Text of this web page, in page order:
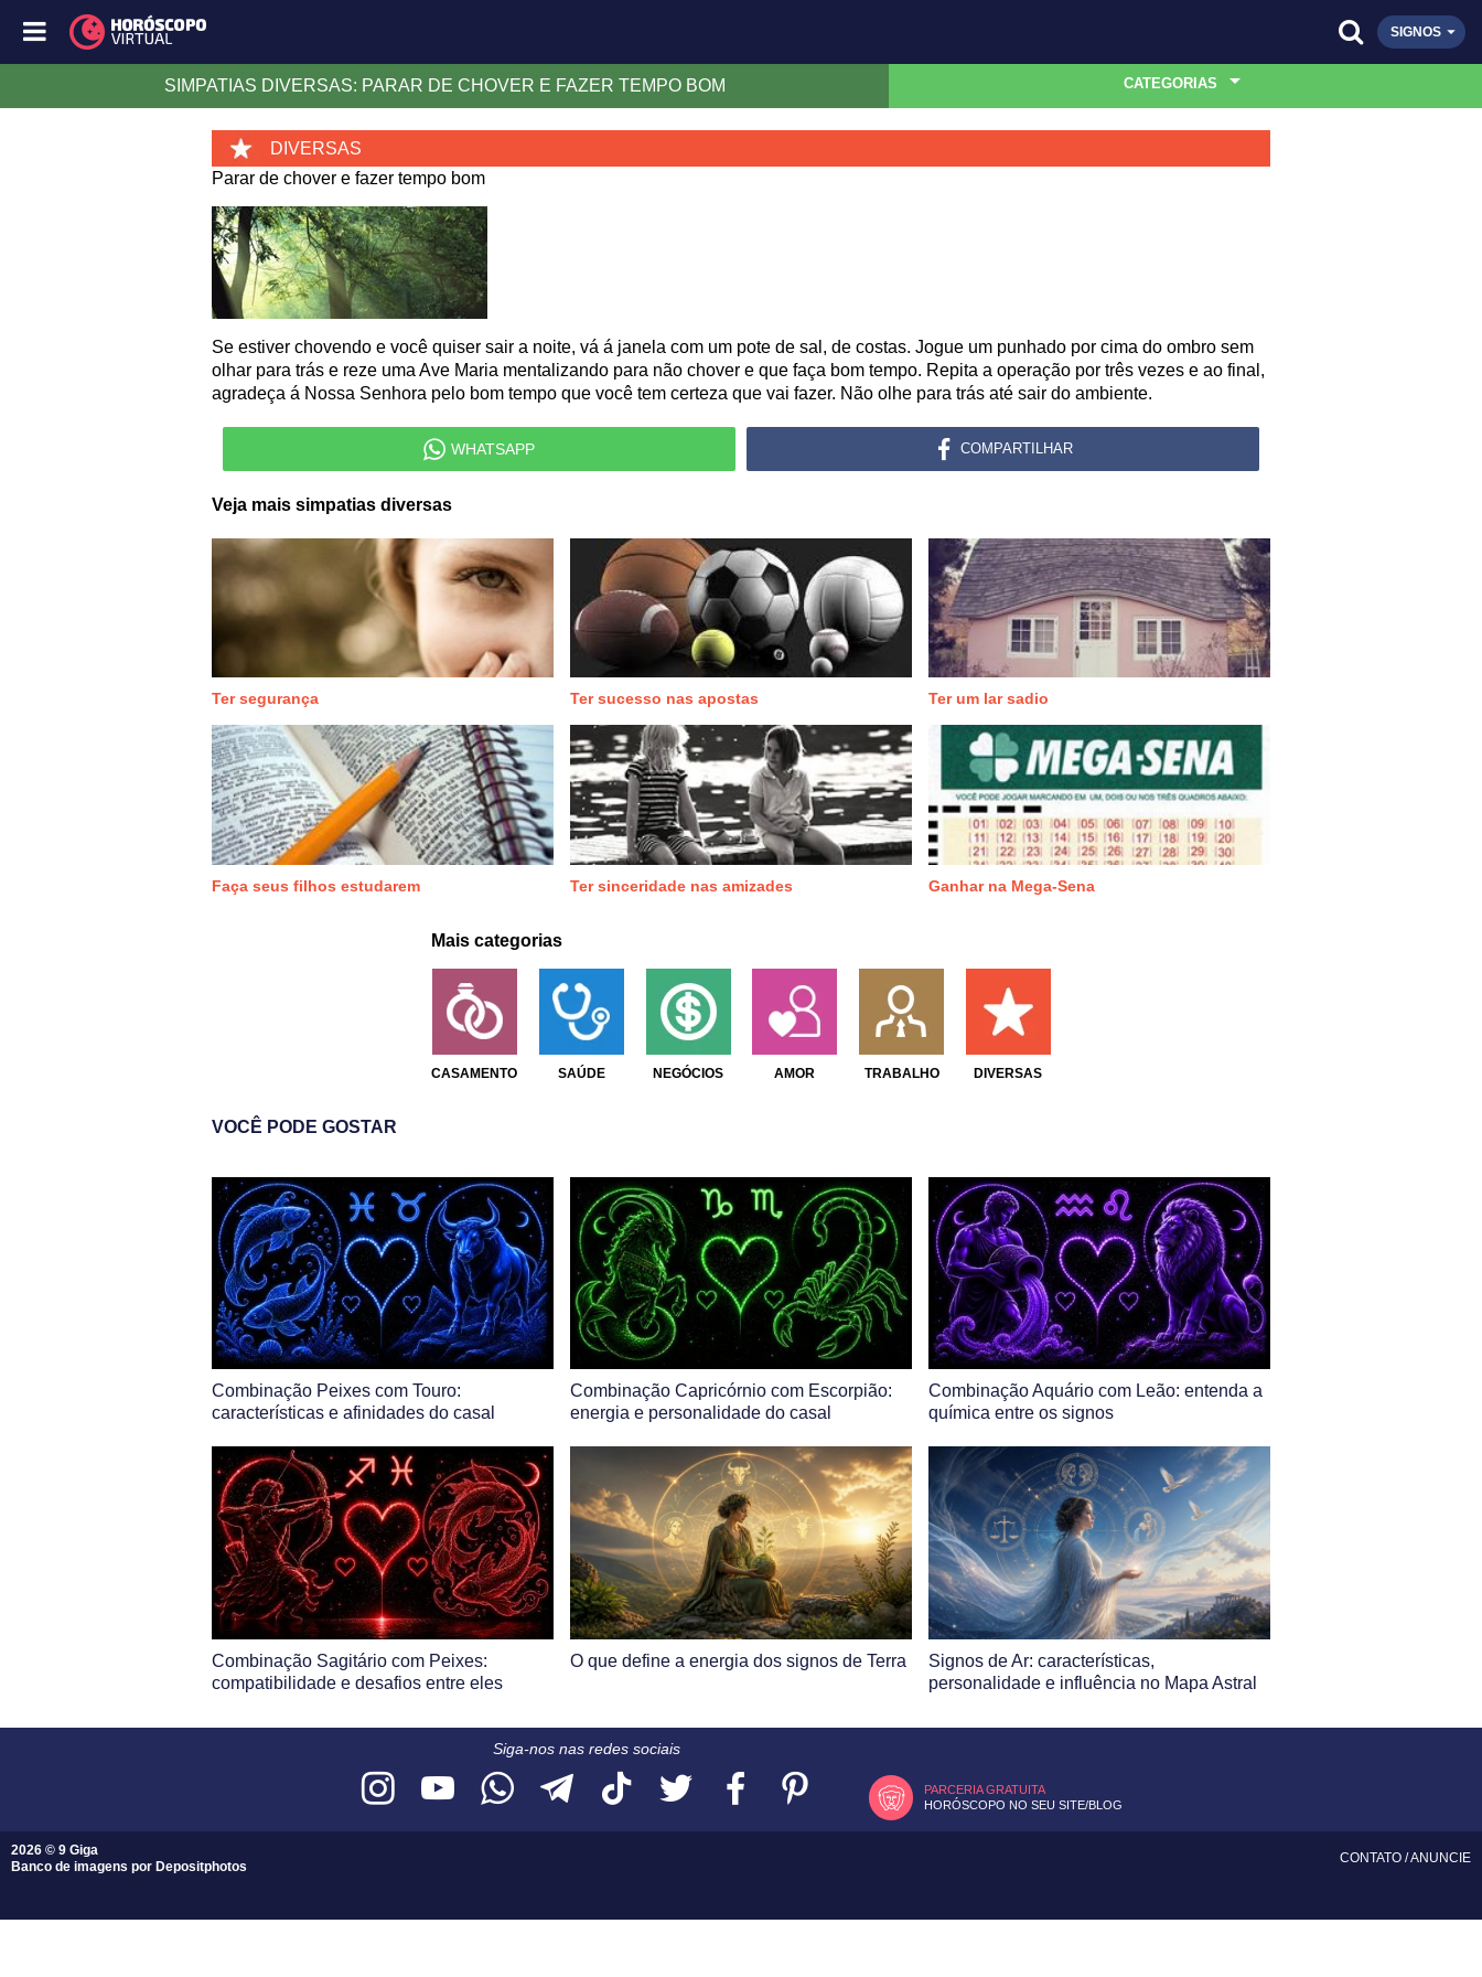
SIGNOS
SIMPATIAS DIVERSAS: PARAR DE CHOVER E FAZER TEMPO BOM CATEGORIAS
DIVERSAS
Parar de chover e fazer tempo bom
Se estiver chovendo e você quiser sair a noite, vá á janela com um pote de sal, de costas. Jogue um punhado por cima do ombro sem
olhar para trás e reze uma Ave Maria mentalizando para não chover e que faça bom tempo. Repita a operação por três vezes e ao final,
agradeça á Nossa Senhora pelo bom tempo que você tem certeza que vai fazer. Não olhe para trás até sair do ambiente.
WHATSAPP COMPARTILHAR
Veja mais simpatias diversas
Ter segurança Ter sucesso nas apostas Ter um lar sadio
Faça seus filhos estudarem Ter sinceridade nas amizades Ganhar na Mega-Sena
Mais categorias
CASAMENTO SAÚDE NEGÓCIOS AMOR TRABALHO DIVERSAS
VOCÊ PODE GOSTAR
Combinação Peixes com Touro:
características e afinidades do casal
Combinação Capricórnio com Escorpião:
energia e personalidade do casal
Combinação Aquário com Leão: entenda a
química entre os signos
Combinação Sagitário com Peixes:
compatibilidade e desafios entre eles
O que define a energia dos signos de Terra
Signos de Ar: características,
personalidade e influência no Mapa Astral
Siga-nos nas redes sociais
PARCERIA GRATUITA
HORÓSCOPO NO SEU SITE/BLOG
2026 © 9 Giga
Banco de imagens por Depositphotos
CONTATO /ANUNCIE